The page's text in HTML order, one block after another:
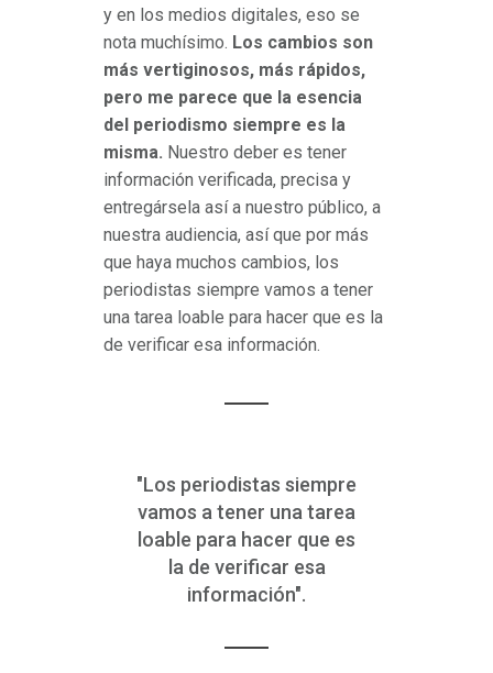
y en los medios digitales, eso se
nota muchísimo. Los cambios son
más vertiginosos, más rápidos,
pero me parece que la esencia
del periodismo siempre es la
misma. Nuestro deber es tener
información verificada, precisa y
entregársela así a nuestro público, a
nuestra audiencia, así que por más
que haya muchos cambios, los
periodistas siempre vamos a tener
una tarea loable para hacer que es la
de verificar esa información.
"Los periodistas siempre
vamos a tener una tarea
loable para hacer que es
la de verificar esa
información".